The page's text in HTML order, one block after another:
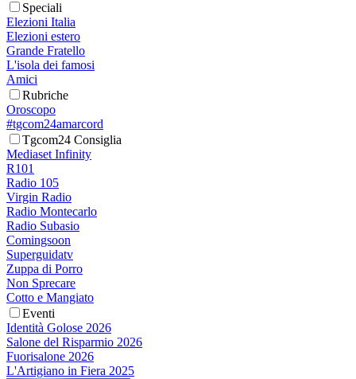
Speciali
Elezioni Italia
Elezioni estero
Grande Fratello
L'isola dei famosi
Amici
Rubriche
Oroscopo
#tgcom24amarcord
Tgcom24 Consiglia
Mediaset Infinity
R101
Radio 105
Virgin Radio
Radio Montecarlo
Radio Subasio
Comingsoon
Superguidatv
Zuppa di Porro
Non Sprecare
Cotto e Mangiato
Eventi
Identità Golose 2026
Salone del Risparmio 2026
Fuorisalone 2026
L'Artigiano in Fiera 2025